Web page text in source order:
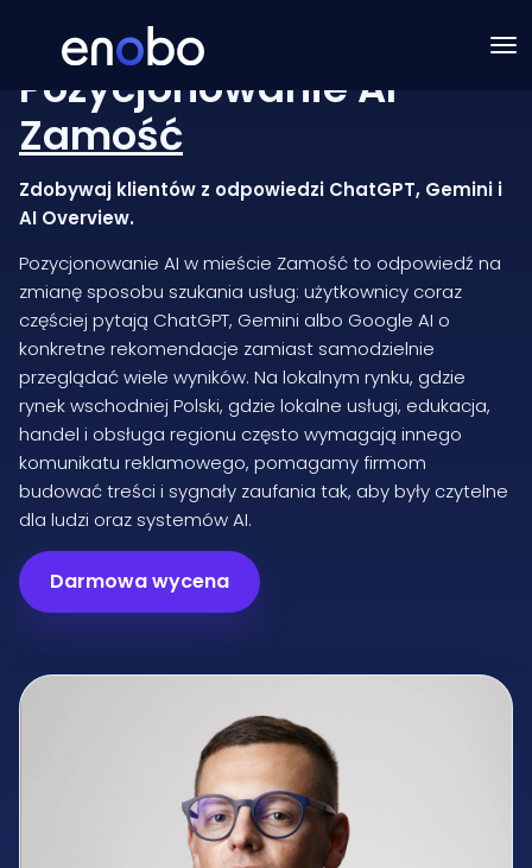
Pozycjonowanie AI
Zamość
Zdobywaj klientów z odpowiedzi ChatGPT, Gemini i
AI Overview.
Pozycjonowanie AI w mieście Zamość to odpowiedź na
zmianę sposobu szukania usług: użytkownicy coraz
częściej pytają ChatGPT, Gemini albo Google AI o
konkretne rekomendacje zamiast samodzielnie
przeglądać wiele wyników. Na lokalnym rynku, gdzie
rynek wschodniej Polski, gdzie lokalne usługi, edukacja,
handel i obsługa regionu często wymagają innego
komunikatu reklamowego, pomagamy firmom
budować treści i sygnały zaufania tak, aby były czytelne
dla ludzi oraz systemów AI.
Darmowa wycena